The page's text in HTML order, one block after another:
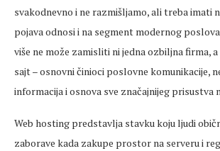
svakodnevno i ne razmišljamo, ali treba imati
pojava odnosi i na segment modernog
više ne može zamisliti ni jedna ozbiljna firma,
sajt – osnovni činioci poslovne komunikacije,
informacija i osnova sve značajnijeg prisustva
Web hosting predstavlja stavku koju ljudi
zaborave kada zakupe prostor na serveru i